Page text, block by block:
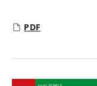
PDF